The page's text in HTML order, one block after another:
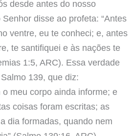
desde antes do nosso
disse ao profeta: “Antes
ventre, eu te conheci; e, antes
te santifiquei e às nações te
1:5, ARC). Essa verdade
139, que diz:
o meu corpo ainda informe; e
coisas foram escritas; as
dia formadas, quando nem